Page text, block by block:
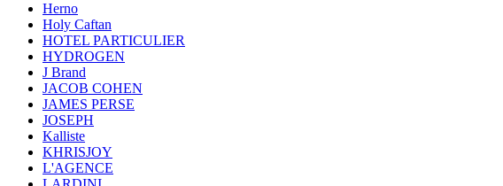
Herno
Holy Caftan
HOTEL PARTICULIER
HYDROGEN
J Brand
JACOB COHEN
JAMES PERSE
JOSEPH
Kalliste
KHRISJOY
L'AGENCE